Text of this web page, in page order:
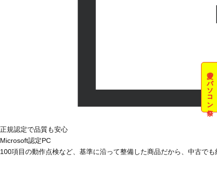
夏のパソコン祭
正規認定で品質も安心
Microsoft認定PC
100項目の動作点検など、基準に沿って整備した商品だから、中古で